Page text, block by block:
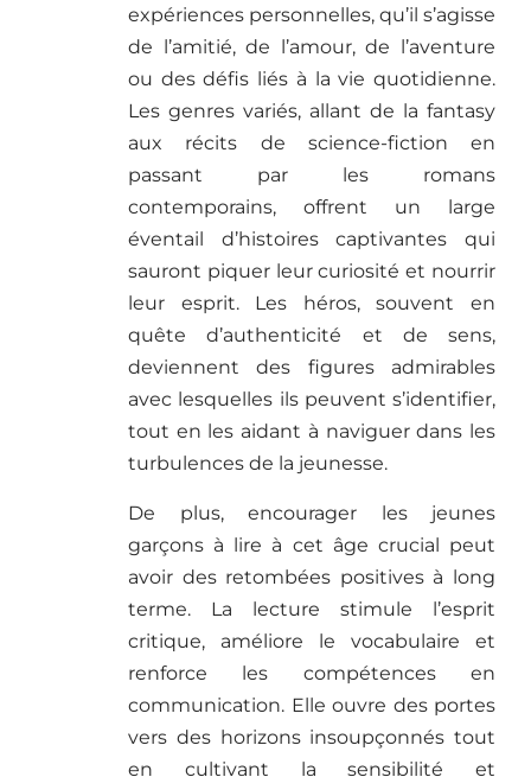
expériences personnelles, qu’il s’agisse
de l’amitié, de l’amour, de l’aventure
ou des défis liés à la vie quotidienne.
Les genres variés, allant de la fantasy
aux récits de science-fiction en
passant par les romans
contemporains, offrent un large
éventail d’histoires captivantes qui
sauront piquer leur curiosité et nourrir
leur esprit. Les héros, souvent en
quête d’authenticité et de sens,
deviennent des figures admirables
avec lesquelles ils peuvent s’identifier,
tout en les aidant à naviguer dans les
turbulences de la jeunesse.
De plus, encourager les jeunes
garçons à lire à cet âge crucial peut
avoir des retombées positives à long
terme. La lecture stimule l’esprit
critique, améliore le vocabulaire et
renforce les compétences en
communication. Elle ouvre des portes
vers des horizons insoupçonnés tout
en cultivant la sensibilité et